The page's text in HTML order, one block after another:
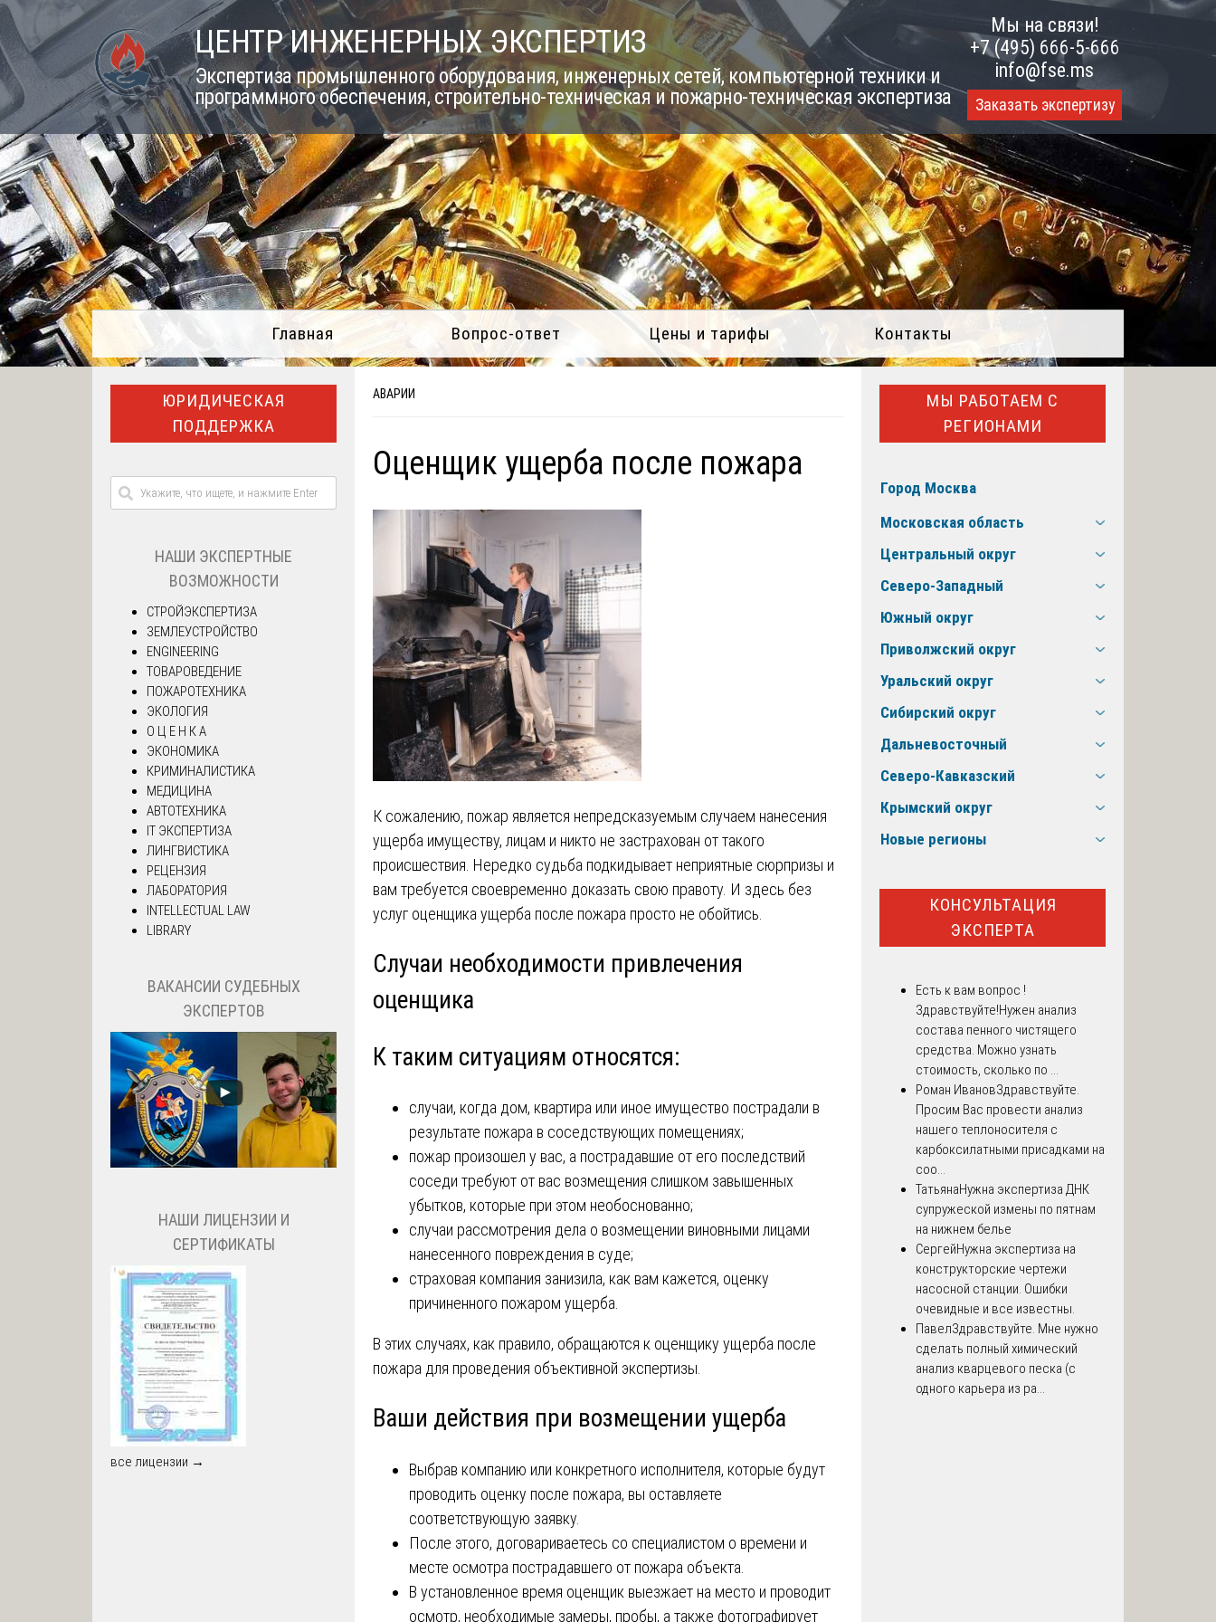
Skip
to
content
ЦЕНТР ИНЖЕНЕРНЫХ ЭКСПЕРТИЗ
Экспертиза промышленного оборудования, инженерных сетей, компьютерной техники и
программного обеспечения, строительно-техническая и пожарно-техническая экспертиза
Мы на связи!
+7 (495) 666-5-666
info@fse.ms
Заказать экспертизу
Главная Вопрос-ответ Цены и тарифы Контакты
АВАРИИ
Оценщик ущерба после пожара
К сожалению, пожар является непредсказуемым случаем нанесения
ущерба имуществу, лицам и никто не застрахован от такого
происшествия. Нередко судьба подкидывает неприятные сюрпризы и
вам требуется своевременно доказать свою правоту. И здесь без
услуг оценщика ущерба после пожара просто не обойтись.
Случаи необходимости привлечения
оценщика
К таким ситуациям относятся:
случаи, когда дом, квартира или иное имущество пострадали в
результате пожара в соседствующих помещениях;
пожар произошел у вас, а пострадавшие от его последствий
соседи требуют от вас возмещения слишком завышенных
убытков, которые при этом необоснованно;
случаи рассмотрения дела о возмещении виновными лицами
нанесенного повреждения в суде;
страховая компания занизила, как вам кажется, оценку
причиненного пожаром ущерба.
В этих случаях, как правило‚ обращаются к оценщику ущерба после
пожара для проведения объективной экспертизы.
Ваши действия при возмещении ущерба
Выбрав компанию или конкретного исполнителя, которые будут
проводить оценку после пожара, вы оставляете
соответствующую заявку.
После этого, договариваетесь со специалистом о времени и
месте осмотра пострадавшего от пожара объекта.
В установленное время оценщик выезжает на место и проводит
осмотр, необходимые замеры, пробы, а также фотографирует
ЮРИДИЧЕСКАЯ
ПОДДЕРЖКА
НАШИ ЭКСПЕРТНЫЕ
ВОЗМОЖНОСТИ
СТРОЙЭКСПЕРТИЗА
ЗЕМЛЕУСТРОЙСТВО
ENGINEERING
ТОВАРОВЕДЕНИЕ
ПОЖАРОТЕХНИКА
ЭКОЛОГИЯ
О Ц Е Н К А
ЭКОНОМИКА
КРИМИНАЛИСТИКА
МЕДИЦИНА
АВТОТЕХНИКА
IT ЭКСПЕРТИЗА
ЛИНГВИСТИКА
РЕЦЕНЗИЯ
ЛАБОРАТОРИЯ
INTELLECTUAL LAW
LIBRARY
ВАКАНСИИ СУДЕБНЫХ
ЭКСПЕРТОВ
НАШИ ЛИЦЕНЗИИ И
СЕРТИФИКАТЫ
все лицензии →
МЫ РАБОТАЕМ С
РЕГИОНАМИ
Город Москва
Московская область
Центральный округ
Северо-Западный
Южный округ
Приволжский округ
Уральский округ
Сибирский округ
Дальневосточный
Северо-Кавказский
Крымский округ
Новые регионы
КОНСУЛЬТАЦИЯ
ЭКСПЕРТА
Есть к вам вопрос !
Здравствуйте!Нужен анализ
состава пенного чистящего
средства. Можно узнать
стоимость, сколько по ...
Роман ИвановЗдравствуйте.
Просим Вас провести анализ
нашего теплоносителя с
карбоксилатными присадками на
соо...
ТатьянаНужна экспертиза ДНК
супружеской измены по пятнам
на нижнем белье
СергейНужна экспертиза на
конструкторские чертежи
насосной станции. Ошибки
очевидные и все известны.
ПавелЗдравствуйте. Мне нужно
сделать полный химический
анализ кварцевого песка (с
одного карьера из ра...